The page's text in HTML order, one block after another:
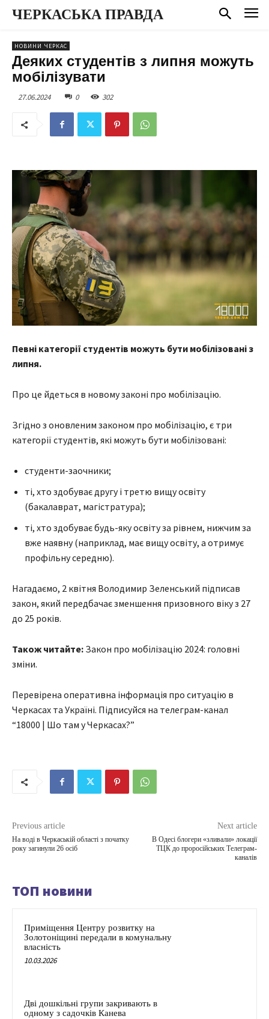
ЧЕРКАСЬКА ПРАВДА
НОВИНИ ЧЕРКАС
Деяких студентів з липня можуть
мобілізувати
27.06.2024 0 302
Певні категорії студентів можуть бути мобілізовані з
липня.
Про це йдеться в новому законі про мобілізацію.
Згідно з оновленим законом про мобілізацію, є три
категорії студентів, які можуть бути мобілізовані:
студенти-заочники;
ті, хто здобуває другу і третю вищу освіту
(бакалаврат, магістратура);
ті, хто здобуває будь-яку освіту за рівнем, нижчим за
вже наявну (наприклад, має вищу освіту, а отримує
профільну середню).
Нагадаємо, 2 квітня Володимир Зеленський підписав
закон, який передбачає зменшення призовного віку з 27
до 25 років.
Також читайте: Закон про мобілізацію 2024: головні
зміни.
Перевірена оперативна інформація про ситуацію в
Черкасах та Україні. Підписуйся на телеграм-канал
“18000 | Шо там у Черкасах?”
Previous article
На воді в Черкаській області з початку
року загинули 26 осіб
Next article
В Одесі блогери «зливали» локації
ТЦК до проросійських Телеграм-
каналів
ТОП новини
Приміщення Центру розвитку на
Золотоніщині передали в комунальну
власність
10.03.2026
Дві дошкільні групи закривають в
одному з садочків Канева